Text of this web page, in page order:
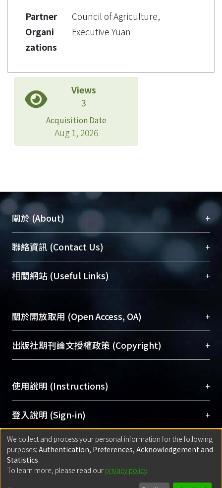
Partner
Organi
zations
Council of Agriculture,
Executive Yuan
Views
3
Acquisition Date
Aug 1, 2026
關於 (About) +
臺大位居世界頂尖大學之列，為永久珍藏及向國際
展現本校豐碩的研究成果及學術能量，圖書館整合
機構典藏（NTUR）與學術庫（AH）不同功能平
台，成為臺大學術典藏NTU scholars。期能整合研
成果。
To permanently archive and promote researcher
profiles and scholarly works, Library integrates the
services of “NTU Repository” with “Academic
聯絡資訊 (Contact Us) +
總館學科館員(Main Library)
醫學圖書館學科館員(Medical Library)
Sciences Library)
相關網站 (Useful Links) +
關於開放取用 (Open Access, OA) +
開放取用是從使用者角度提升資訊取用性的社會運
動，應用在學術研究上是透過將研究著作公開供使
用逐年攀升。同時可加速研究發展、提升研究影響
Archive）平台。 （點選深入了解OA）
出版社期刊論文授權政策 (Copyright) +
含部分內容的版權非匯入者所有，或由第三方贊
助與合作完成，請確認該版權所有者及第三方同
意提供此授權。
Please represent that the submission is your
original work, and that you have the right to
grant the rights to upload.
若欲上傳已出版的全文電子檔，可使用
policy finder
網站查詢，以確認出版單位之版權
使用說明 (Instructions) +
網站簡介(Quickstart Guide)
使用手冊(Instruction Manual)
線上預約服務(Booking Service)
登入說明 (Sign-in) +
方案一：臺灣大學計算機中心帳號登入
(With C&INC Email Account)
方案二：ORCID帳號登入(With ORCID)
匯入著作 (Submission) +
方案一：定期更新ORCID者，以ID匯入
for identifier (ORCID))
We collect and process your personal information for the following
purposes: Authentication, Preferences, Acknowledgement and
Statistics.
To learn more, please read our privacy policy.